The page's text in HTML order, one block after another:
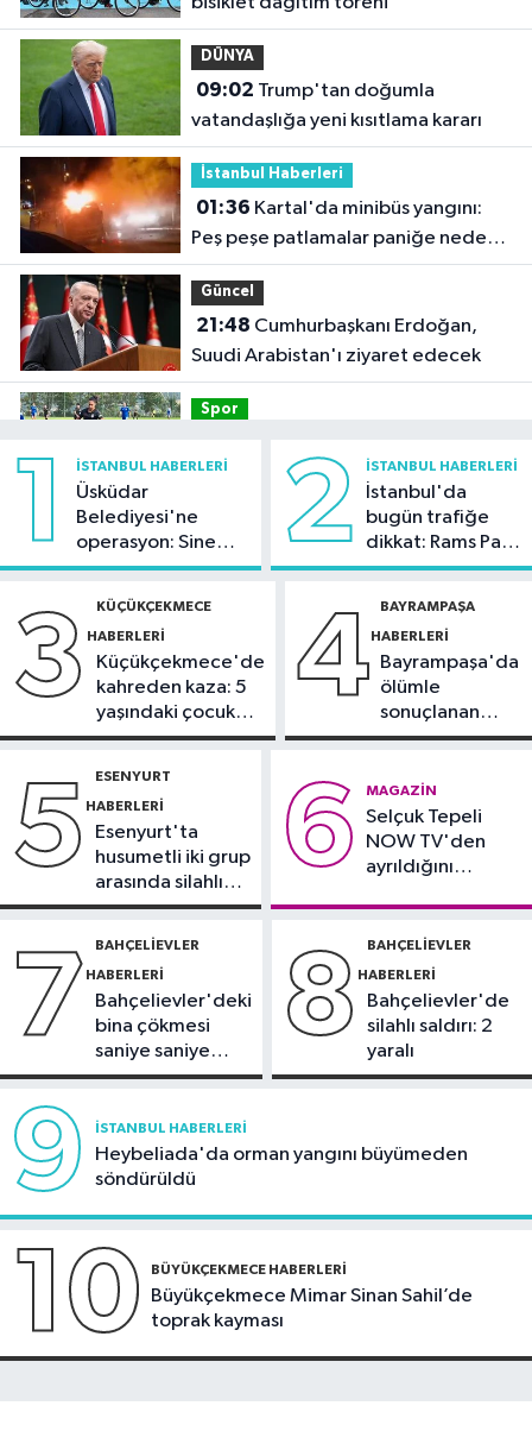
DÜNYA
09:02
vatandaşlığa yeni kısıtlama kararı
İstanbul Haberleri
01:36
Peş peşe patlamalar paniğe neden
oldu
Güncel
21:48
Suudi Arabistan'ı ziyaret edecek
Spor
hazırlık maçında FOMGET'i 3-1
Kültür Sanat
21:36
başlıyor
1 İSTANBUL HABERLERI
Üsküdar
Belediyesi'ne
operasyon: Sinem
Dedetaş'a
2 İSTANBUL HABERLERI
İstanbul'da
bugün trafiğe
dikkat: Rams Park
çevresinde bazı
3 KÜÇÜKÇEKMECE
HABERLERI
Küçükçekmece'de
kahreden kaza: 5
yaşındaki çocuk
yoğun bakımda
4 BAYRAMPAŞA
HABERLERI
Bayrampaşa'da
ölümle
sonuçlanan
kaza: Sürücü
5 ESENYURT
HABERLERI
Esenyurt'ta
husumetli iki grup
arasında silahlı
kavga
6 MAGAZIN
Selçuk Tepeli
NOW TV'den
ayrıldığını
7 BAHÇELIEVLER
HABERLERI
Bahçelievler'deki
bina çökmesi
saniye saniye
görüntülendi
8 BAHÇELIEVLER
HABERLERI
Bahçelievler'de
silahlı saldırı: 2
yaralı
9 İSTANBUL HABERLERI
Heybeliada'da orman yangını büyümeden
söndürüldü
10 BÜYÜKÇEKMECE HABERLERI
Büyükçekmece Mimar Sinan Sahil’de
toprak kayması